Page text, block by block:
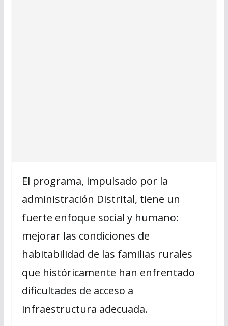
El programa, impulsado por la
administración Distrital, tiene un
fuerte enfoque social y humano:
mejorar las condiciones de
habitabilidad de las familias rurales
que históricamente han enfrentado
dificultades de acceso a
infraestructura adecuada.